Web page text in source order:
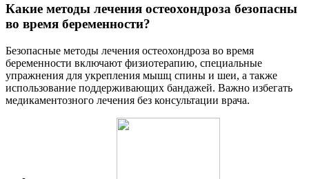
Какие методы лечения остеохондроза безопасны
во время беременности?
Безопасные методы лечения остеохондроза во время
беременности включают физиотерапию, специальные
упражнения для укрепления мышц спины и шеи, а также
использование поддерживающих бандажей. Важно избегать
медикаментозного лечения без консультации врача.